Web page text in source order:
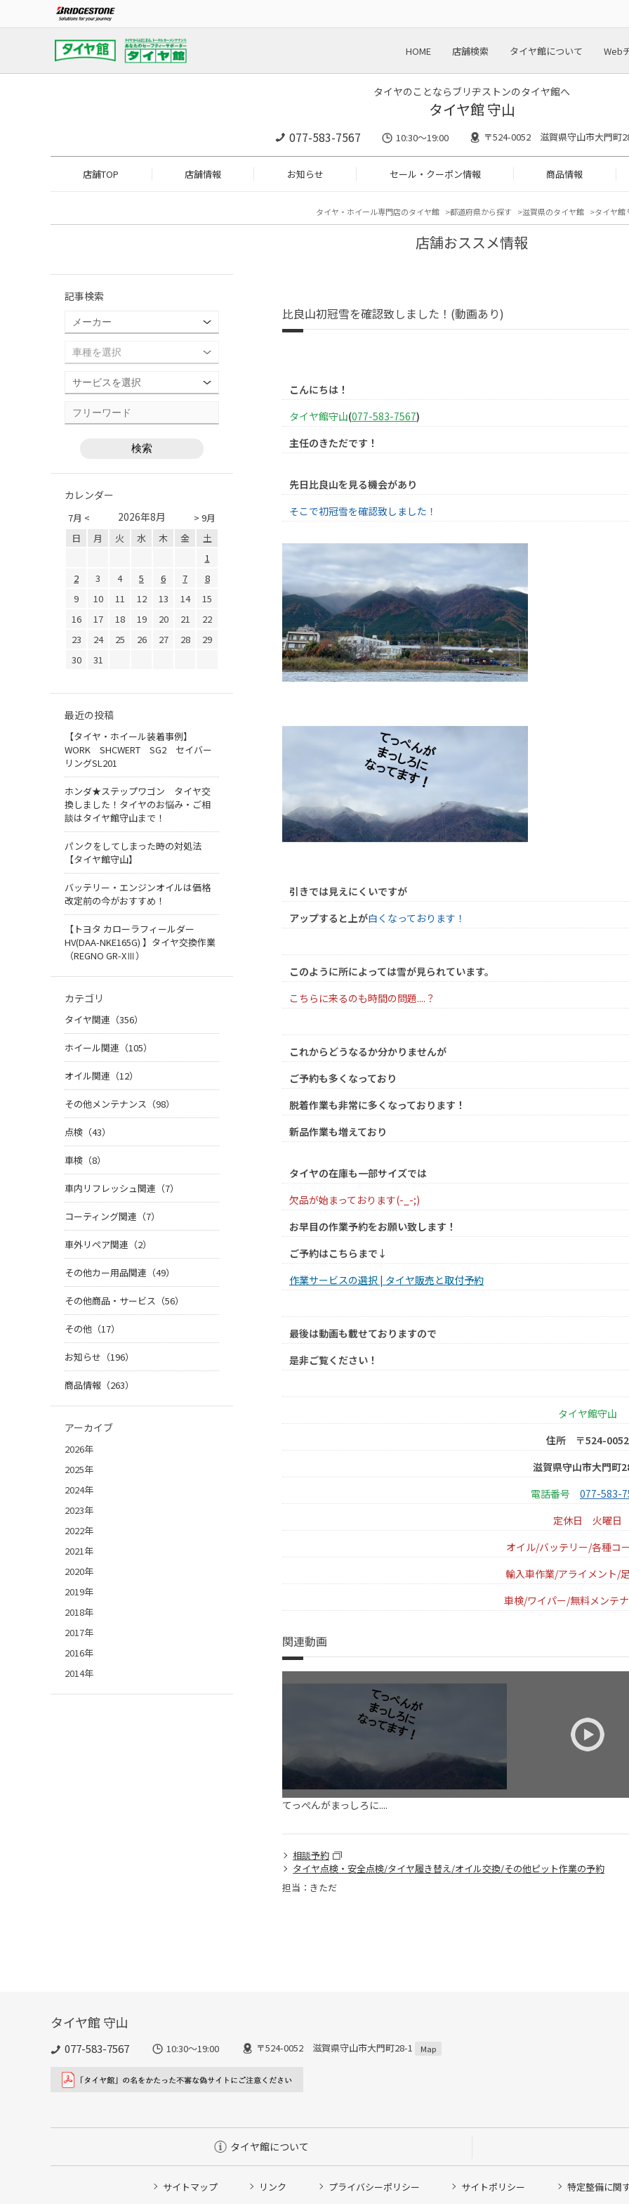
HOME 店舗検索 タイヤ館について Web
タイヤのことならブリヂストンのタイヤ館へ
タイヤ館 守山
077-583-7567 10:30～19:00 〒524-0052 滋賀県守山市大門町
店舗TOP 店舗情報 お知らせ セール・クーポン情報 商品情報
タイヤ・ホイール専門店のタイヤ館 都道府県から探す 滋賀県のタイヤ館 タイヤ館
店舗おススメ情報
比良山初冠雪を確認致しました！(動画あり)
こんにちは！
タイヤ館守山(077-583-7567)
主任のきただです！
先日比良山を見る機会があり
そこで初冠雪を確認致しました！
引きでは見えにくいですが
アップすると上が白くなっております！
このように所によっては雪が見られています。
こちらに来るのも時間の問題....？
これからどうなるか分かりませんが
ご予約も多くなっており
脱着作業も非常に多くなっております！
新品作業も増えており
タイヤの在庫も一部サイズでは
欠品が始まっております(-_-;)
お早目の作業予約をお願い致します！
ご予約はこちらまで↓
作業サービスの選択 | タイヤ販売と取付予約
最後は動画も載せておりますので
是非ご覧ください！
タイヤ館守山
住所 〒524-0052
滋賀県守山市大門町
電話番号 077-583-
定休日
火曜日
オイル/バッテリー/各種コ
輸入車作業/アライメント/
車検/ワイパー/無料メンテ
関連動画
てっぺんがまっしろに....
相談予約
タイヤ点検・安全点検/タイヤ履き替え/オイル交換/その他ピット作業の予約
担当：きただ
記事検索
カレンダー
7月 < > 9月
2026年8月
日 月 火 水 木 金
土
1
2
3 4 5 6 7
8
9
10 11 12 13 14
15
16
17 18 19 20 21
22
23
24 25 26 27 28
29
30
31
最近の投稿
【タイヤ・ホイール装着事例】
WORK SHCWERT SG2 セイバー
リングSL201
ホンダ★ステップワゴン タイヤ交
換しました！タイヤのお悩み・ご相
談はタイヤ館守山まで！
パンクをしてしまった時の対処法
【タイヤ館守山】
バッテリー・エンジンオイルは価格
改定前の今がおすすめ！
【トヨタ カローラフィールダー
HV(DAA-NKE165G) 】タイヤ交換作業
（REGNO GR-XⅢ）
カテゴリ
タイヤ関連（356）
ホイール関連（105）
オイル関連（12）
その他メンテナンス（98）
点検（43）
車検（8）
車内リフレッシュ関連（7）
コーティング関連（7）
車外リペア関連（2）
その他カー用品関連（49）
その他商品・サービス（56）
その他（17）
お知らせ（196）
商品情報（263）
アーカイブ
2026年
2025年
2024年
2023年
2022年
2021年
2020年
2019年
2018年
2017年
2016年
2014年
タイヤ館 守山
077-583-7567 10:30～19:00 〒524-0052 滋賀県守山市大門町28-1 Map
タイヤ館について
サイトマップ リンク プライバシーポリシー サイトポリシー 特定整備に関
タイヤ点検・安全点検/タイヤ履き替え/オイル交換/その他ピット作業の予約